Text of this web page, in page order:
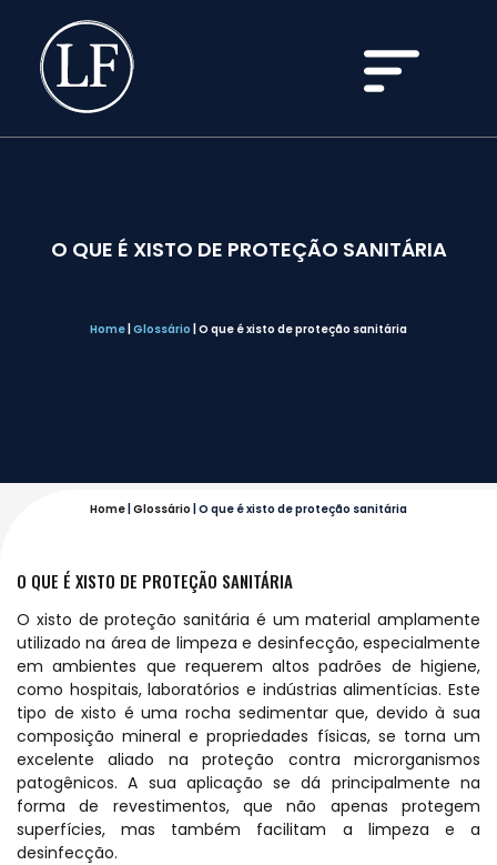
O QUE É XISTO DE PROTEÇÃO SANITÁRIA
Home Glossário O que é xisto de proteção sanitária
Home Glossário O que é xisto de proteção sanitária
O QUE É XISTO DE PROTEÇÃO SANITÁRIA
O xisto de proteção sanitária é um material amplamente
utilizado na área de limpeza e desinfecção, especialmente
em ambientes que requerem altos padrões de higiene,
como hospitais, laboratórios e indústrias alimentícias. Este
tipo de xisto é uma rocha sedimentar que, devido à sua
composição mineral e propriedades físicas, se torna um
excelente aliado na proteção contra microrganismos
patogênicos. A sua aplicação se dá principalmente na
forma de revestimentos, que não apenas protegem
superfícies, mas também facilitam a limpeza e a
desinfecção.